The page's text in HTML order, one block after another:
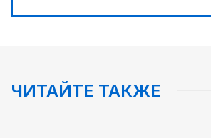
ЧИТАЙТЕ ТАКЖЕ